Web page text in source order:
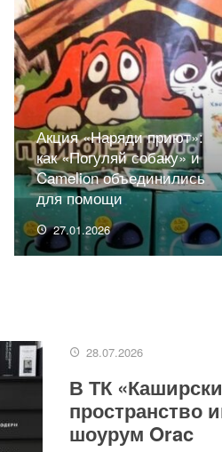
Акция «Наряди приют»:
как «Погуляй собаку» и
Camelion объединились
для помощи
27.01.2026
28.07.2026
В ТК
пространство
шоурум Orac